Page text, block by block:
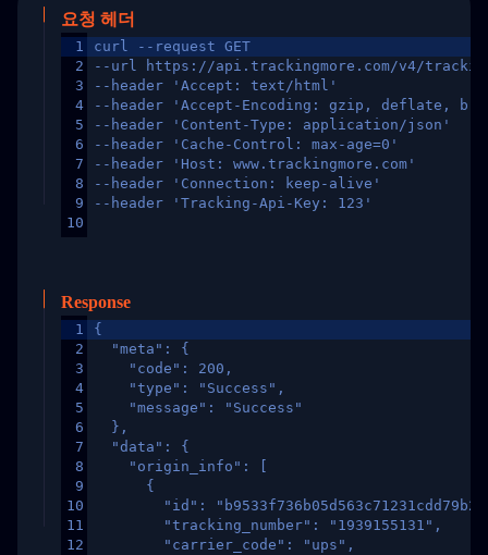
요청 헤더
1
2
3
4
5
6
7
8
9
10
curl --request GET
--url https://api.trackingmore.com/v4/trackings/
--header 'Accept: text/html'
--header 'Accept-Encoding: gzip, deflate,
--header 'Content-Type: application/json'
--header 'Cache-Control: max-age=0'
--header 'Host: www.trackingmore.com'
--header 'Connection: keep-alive'
--header 'Tracking-Api-Key: 123'
Response
1
2
3
4
5
6
7
8
9
10
11
12
{
  "meta": {
    "code": 200,
    "type": "Success",
    "message": "Success"
  },
  "data": {
    "origin_info": [
      {
"id":
        "tracking_number": "1939155131",
        "carrier_code": "ups",